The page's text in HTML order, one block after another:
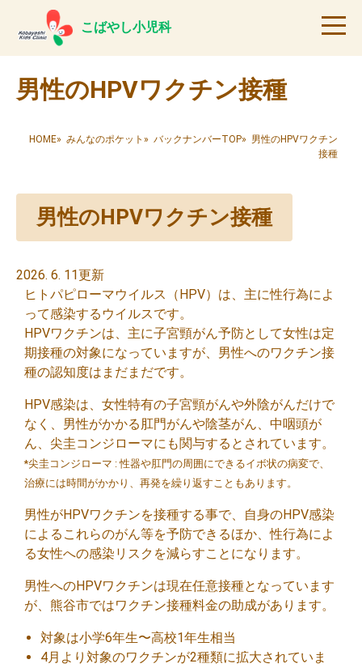
こばやし小児科
男性のHPVワクチン接種
HOME» みんなのポケット » バックナンバーTOP» 男性のHPVワクチン
接種
男性のHPVワクチン接種
2026. 6. 11更新
ヒトパピローマウイルス（HPV）は、主に性行為によ
って感染するウイルスです。
HPVワクチンは、主に子宮頸がん予防として女性は定
期接種の対象になっていますが、男性へのワクチン接
種の認知度はまだまだです。
HPV感染は、女性特有の子宮頸がんや外陰がんだけで
なく、男性がかかる肛門がんや陰茎がん、中咽頭が
ん、尖圭コンジローマにも関与するとされています。
*尖圭コンジローマ : 性器や肛門の周囲にできるイボ状の病変で、
治療には時間がかかり、再発を繰り返すこともあります。
男性がHPVワクチンを接種する事で、自身のHPV感染
によるこれらのがん等を予防できるほか、性行為によ
る女性への感染リスクを減らすことになります。
男性へのHPVワクチンは現在任意接種となっています
が、熊谷市ではワクチン接種料金の助成があります。
対象は小学6年生〜高校1年生相当
4月より対象のワクチンが2種類に拡大されていま